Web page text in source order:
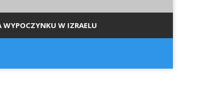
WYPOCZYNKU W IZRAELU